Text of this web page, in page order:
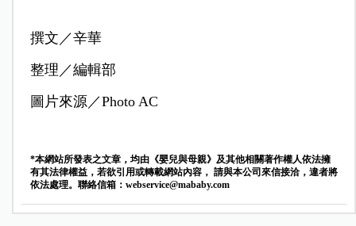
撰文／辛華
整理／編輯部
圖片來源／Photo AC
*本網站所發表之文章，均由《嬰兒與母親》及其他相關著作權人依法擁
有其法律權益，若欲引用或轉載網站內容， 請與本公司來信接洽，違者將
依法處理。聯絡信箱： webservice@mababy.com